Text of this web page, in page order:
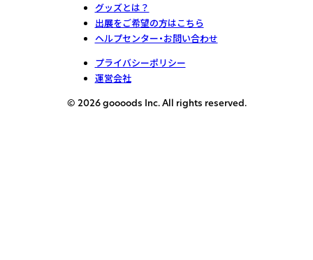
グッズとは？
出展をご希望の方はこちら
ヘルプセンター・お問い合わせ
プライバシーポリシー
運営会社
© 2026 goooods Inc. All rights reserved.